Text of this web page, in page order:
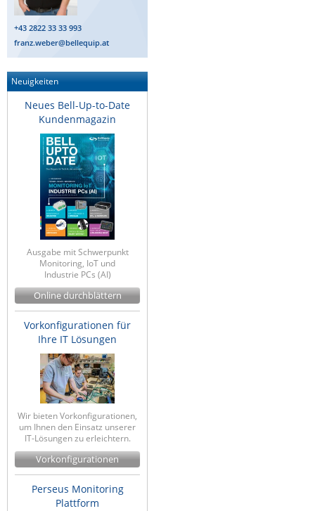
+43 2822 33 33 993
franz.weber@bellequip.at
Neuigkeiten
Neues Bell-Up-to-Date
Kundenmagazin
Ausgabe mit Schwerpunkt
Monitoring, IoT und
Industrie PCs (AI)
Online durchblättern
Vorkonfigurationen für
Ihre IT Lösungen
Wir bieten Vorkonfigurationen,
um Ihnen den Einsatz unserer
IT-Lösungen zu erleichtern.
Vorkonfigurationen
Perseus Monitoring
Plattform